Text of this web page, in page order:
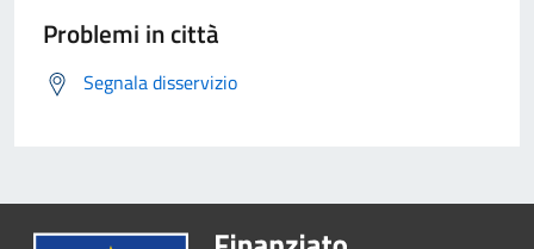
Problemi in città
Segnala disservizio